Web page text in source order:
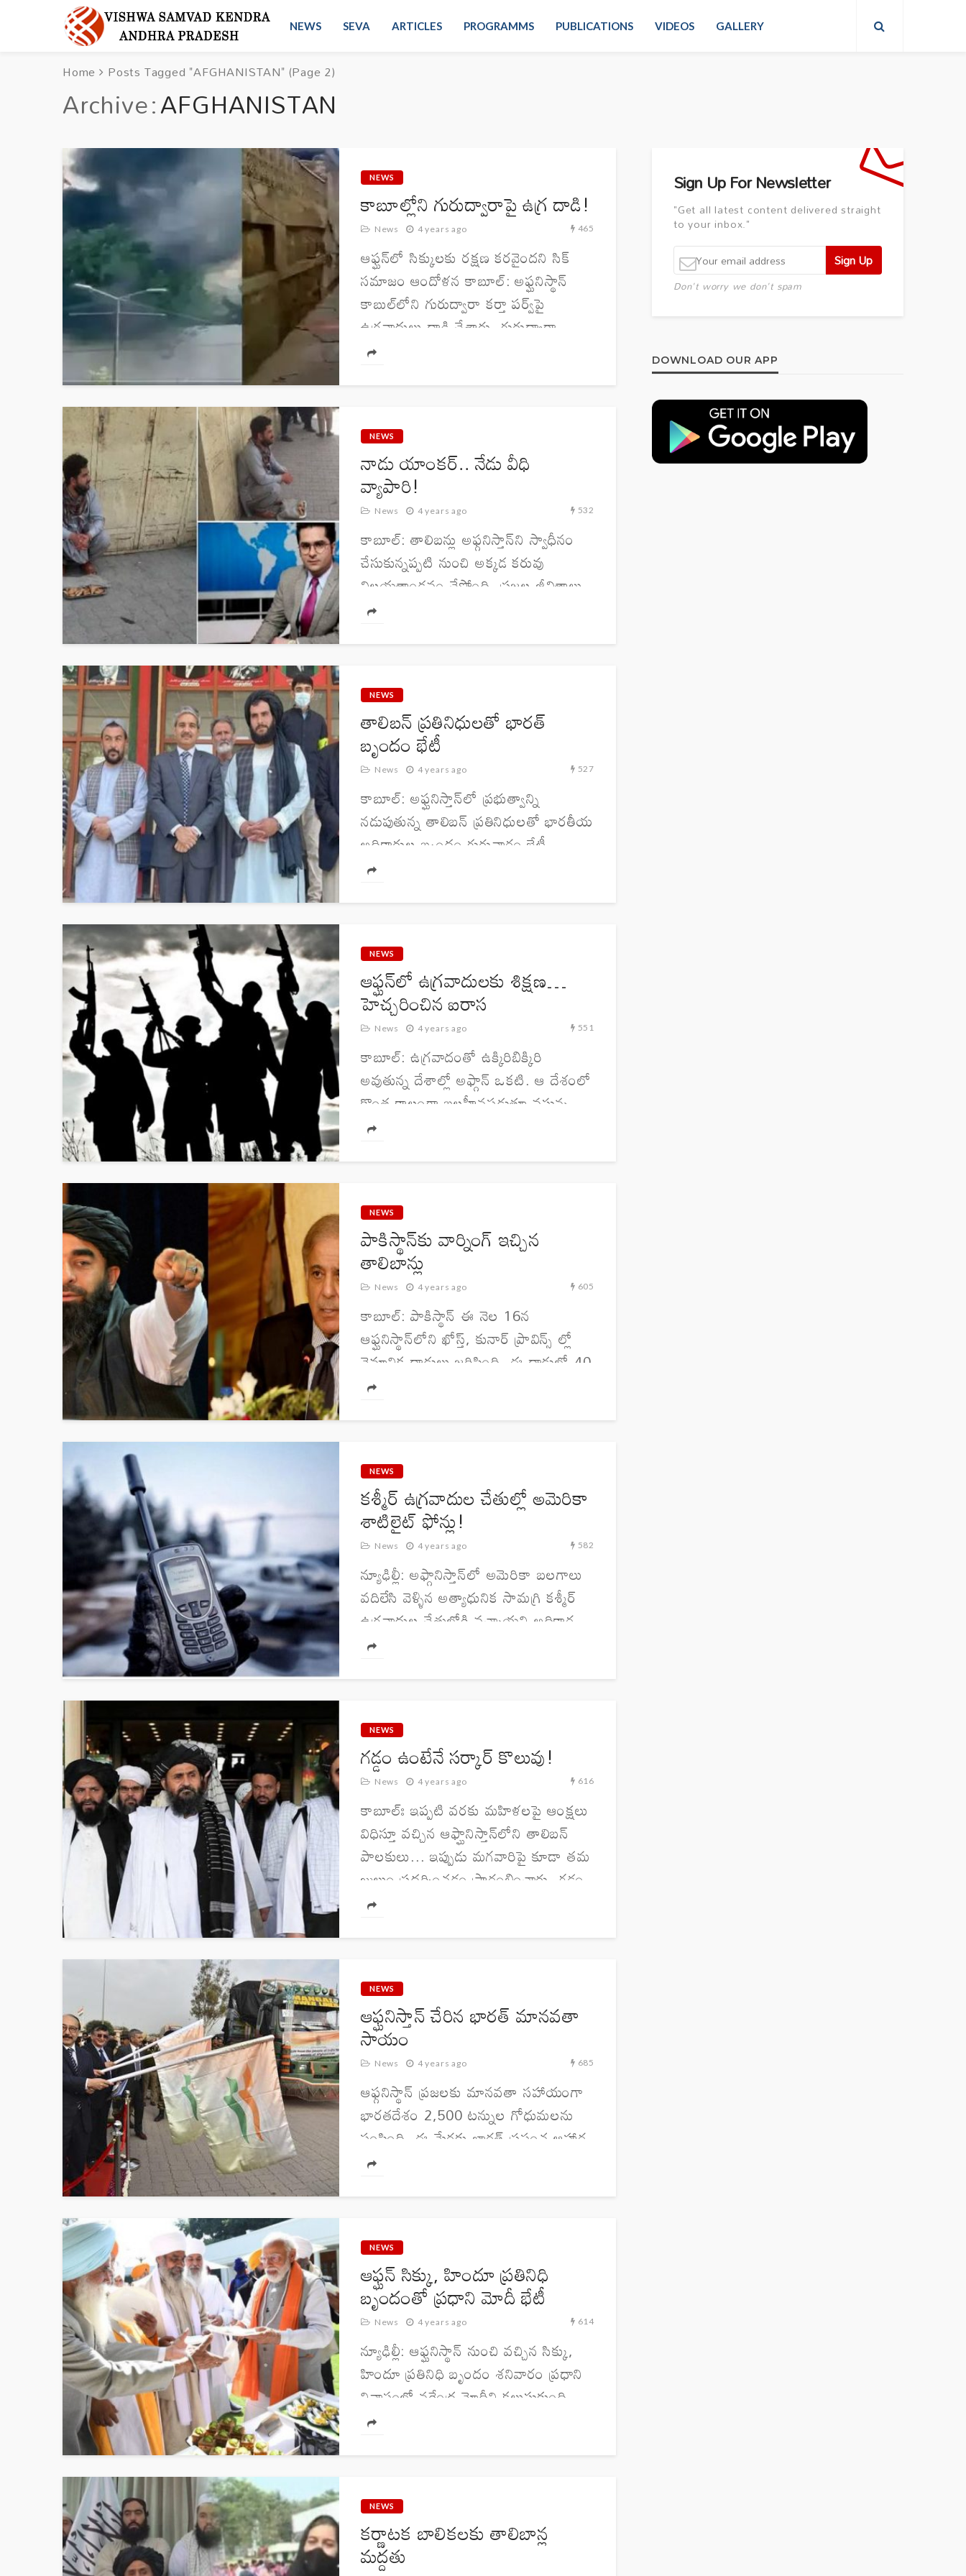
NEWS SEVA ARTICLES PROGRAMMS PUBLICATIONS VIDEOS GALLERY
Home Posts Tagged "AFGHANISTAN"(Page 2)
Archive AFGHANISTAN
NEWS
కాబూల్లోని గురుద్వారాపై ఉగ్ర దాడి!
News 4 years ago 465
ఆఫ్ఘన్‌లో సిక్కులకు రక్షణ కరవైందని సిక్
సమాజం ఆందోళన కాబూల్‌: అఫ్ఘ‌నిస్థాన్​
కాబుల్​లోని గురుద్వారా కర్తా పర్వ్​పై
ఉగ్రవాదులు దాడి చేశారు. గురుద్వారా
సాహిబ్​ ప్రాంగణంలో పలు చోట్ల పేలుడు
గేటు బయట దాడులు జరిగినట్టు...
NEWS
నాడు యాంకర్.. నేడు వీధి
వ్యాపారి!
News 4 years ago 532
కాబూల్‌: తాలిబన్లు అఫ్గనిస్తాన్‌ని స్వాధీనం
చేసుకున్నప్పటి నుంచి అక్కడ కరువు
విలయతాండవం చేస్తోంది. ప్రజల జీవితాలు
తారుమారు అయ్యాయి. పేదరికం, ఆకలి
తాలిబన్ల పాలన మొదలైనప్పటి నుంచి
ఎదుర్కొంటోంది....
NEWS
తాలిబన్ ప్రతినిధులతో భారత్
బృందం భేటీ
News 4 years ago 527
కాబూల్‌: అఫ్ఘనిస్తాన్‌లో ప్రభుత్వాన్ని
నడుపుతున్న తాలిబన్ ప్రతినిధులతో భారతీయ
అధికారుల బృందం గురువారం భేటీ
అయ్యింది. గతేడాది ఆగస్టులో ఆఫ్ఘనిస్తాన్‌
సమావేశం ఇది. తాలిబన్లతో భేటీపై భారత
బాగ్చి...
NEWS
ఆఫ్ఘన్‌లో ఉగ్రవాదులకు శిక్షణ…
హెచ్చరించిన ఐరాస
News 4 years ago 551
కాబూల్‌: ఉగ్రవాదంతో ఉక్కిరిబిక్కిరి
అవుతున్న దేశాల్లో అఫ్గాన్‌ ఒకటి. ఆ దేశంలో
కొంత కాలంగా బలహీనపడుతూ వస్తున్న
అల్‌-ఖైదా ఉగ్రవాద సంస్థ ఏక్యూఐఎస్‌.. మళ్లీ
ఐరాస తన నివేదికలో తెలిపింది. అందులో
NEWS
పాకిస్థాన్‌కు వార్నింగ్ ఇచ్చిన
తాలిబాన్లు
News 4 years ago 605
కాబూల్‌: పాకిస్థాన్ ఈ నెల 16న
ఆఫ్ఘనిస్థాన్‌లోని ఖోస్త్, కునార్ ప్రావిన్స్ ల్లో
వైమానిక దాడులు జరిపింది. ఈ దాడుల్లో 40
మందికి పైగా పౌరులు మరణించారని ఆఫ్ఘన్
పిల్లలు కూడా ఉన్నారు. దీనిపై తాలిబాన్...
NEWS
కశ్మీర్‌ ఉగ్రవాదుల చేతుల్లో అమెరికా
శాటిలైట్‌ ఫోన్లు!
News 4 years ago 582
న్యూఢిల్లీ: అఫ్గానిస్తాన్‌లో అమెరికా బలగాలు
వదిలేసి వెళ్ళిన అత్యాధునిక సామగ్రి కశ్మీర్‌
ఉగ్రవాదుల చేతుల్లోకి వచ్చాయని అధికార
వర్గాలు వెల్లడించాయి. ఇటీవల ఉగ్రవాదుల
శాటిలైట్‌ ఫోన్లు, థర్మల్‌ ఇమేజరీ సామగ్రి
NEWS
గడ్డం ఉంటేనే స‌ర్కార్ కొలువు!
News 4 years ago 616
కాబూల్ః ఇప్పటి వరకు మహిళలపై ఆంక్షలు
విధిస్తూ వచ్చిన ఆఫ్ఘానిస్తాన్‌లోని తాలిబన్
పాలకులు... ఇప్పుడు మగవారిపై కూడా తమ
జులుం ప్రదర్శించడం ప్రారంభించారు. గడ్డం
లేకపోతే మగవారెవ్వరు ప్రభుత్వ ఉద్యోగాలకు
ఉద్యోగులంతా తప్పని సరిగా గడ్డంతో...
NEWS
ఆఫ్ఘనిస్తాన్ చేరిన భారత్ మానవతా
సాయం
News 4 years ago 685
ఆఫ్గనిస్థాన్‌ ప్రజలకు మానవతా సహాయంగా
భారతదేశం 2,500 టన్నుల గోధుమలను
పంపింది. ఈ మేరకు భారత్‌ ప్రపంచ ఆహార
కార్యక్రమం (డబ్ల్యూఎఫ్‌పీ) ద్వారా దాదాపు 50
పేర్కొంది. అమృత్ ‌సర్‌లో జరిగిన ఒక
NEWS
ఆఫ్ఘన్ సిక్కు, హిందూ ప్రతినిధి
బృందంతో ప్రధాని మోదీ భేటీ
News 4 years ago 614
న్యూఢిల్లీ: ఆఫ్ఘనిస్థాన్ నుంచి వచ్చిన సిక్కు,
హిందూ ప్రతినిధి బృందం శనివారం ప్రధాని
నివాసంలో నరేంద్ర మోదీని కలుసుకుంది.
పౌరత్వ సవరణ చట్టం(సిఎఎ)ను తేవడం,
తమకు అండగా నిలబడడంపై ఆయనకు
NEWS
కర్ణాటక బాలికలకు తాలిబాన్ల
మద్దతు
Sign Up For Newsletter
"Get all latest content delivered straight
to your inbox."
Don't worry we don't spam
DOWNLOAD OUR APP